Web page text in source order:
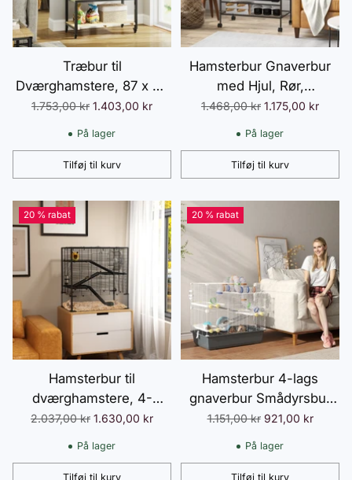
Træbur til
Dværghamstere, 87 x 43
x 101 cm Gnaverbur med
Opbevaringsplads,
Vippebræt, Smådyrsbur
Naturtræ
Normalpris
1.753,00 kr 1.403,00 kr
På lager
Tilføj til kurv
Antal
Hamsterbur Gnaverbur
med Hjul, Rør,
Opbevaringsområde,
Ramper, Træningshjul,
Marsvinbur til Gerbiler,
Normalpris
1.468,00 kr 1.175,00 kr
På lager
Tilføj til kurv
Antal
20 % rabat
Hamsterbur til
dværghamstere, 4-
etagers gnaverbur med
glasbund, hytte,
madskål, bur til små dyr,
Normalpris
2.037,00 kr 1.630,00 kr
På lager
Tilføj til kurv
20 % rabat
Hamsterbur 4-lags
gnaverbur Smådyrsbur
med løbehjul Foderskål
Tunnelhytte Topdør,
Syriske hamstere 78 x 45
Normalpris
1.151,00 kr 921,00 kr
På lager
Tilføj til kurv